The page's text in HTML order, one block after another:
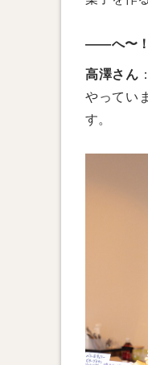
――へ〜！
高澤さん
やってい
す。